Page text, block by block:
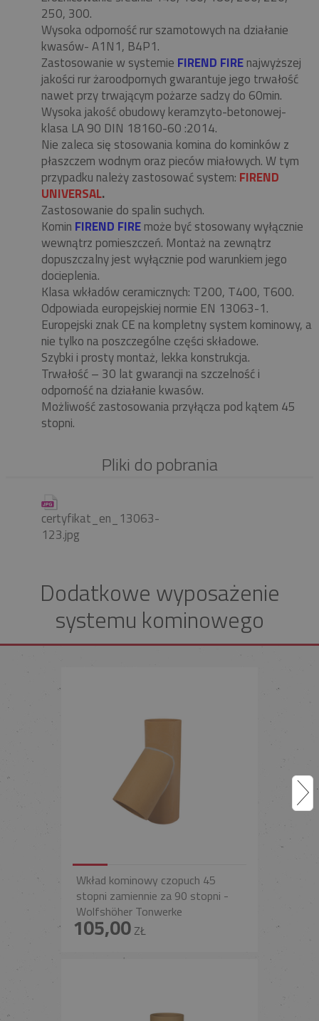
250, 300.
Wysoka odporność rur szamotowych na działanie
kwasów- A1N1, B4P1.
Zastosowanie w systemie FIREND FIREnajwyższej
jakości rur żaroodpornych gwarantuje jego trwałość
nawet przy trwającym pożarze sadzy do 60min.
Wysoka jakość obudowy keramzyto-betonowej-
klasa LA 90 DIN 18160-60 :2014.
Nie zaleca się stosowania komina do kominków z
płaszczem wodnym oraz pieców miałowych. W tym
przypadku należy zastosować system: FIREND
UNIVERSAL.
Zastosowanie do spalin suchych.
Komin FIREND FIREmoże być stosowany wyłącznie
wewnątrz pomieszczeń. Montaż na zewnątrz
dopuszczalny jest wyłącznie pod warunkiem jego
docieplenia.
Klasa wkładów ceramicznych: T200, T400, T600.
Odpowiada europejskiej normie EN 13063-1.
Europejski znak CE na kompletny system kominowy, a
nie tylko na poszczególne części składowe.
Szybki i prosty montaż, lekka konstrukcja.
Trwałość – 30 lat gwarancji na szczelność i
odporność na działanie kwasów.
Możliwość zastosowania przyłącza pod kątem 45
stopni.
Pliki do pobrania
certyfikat_en_13063-
123.jpg
Dodatkowe wyposażenie
systemu kominowego
Wkład kominowy czopuch 45
stopni zamiennie za 90 stopni -
Wolfshöher Tonwerke
105,00ZŁ